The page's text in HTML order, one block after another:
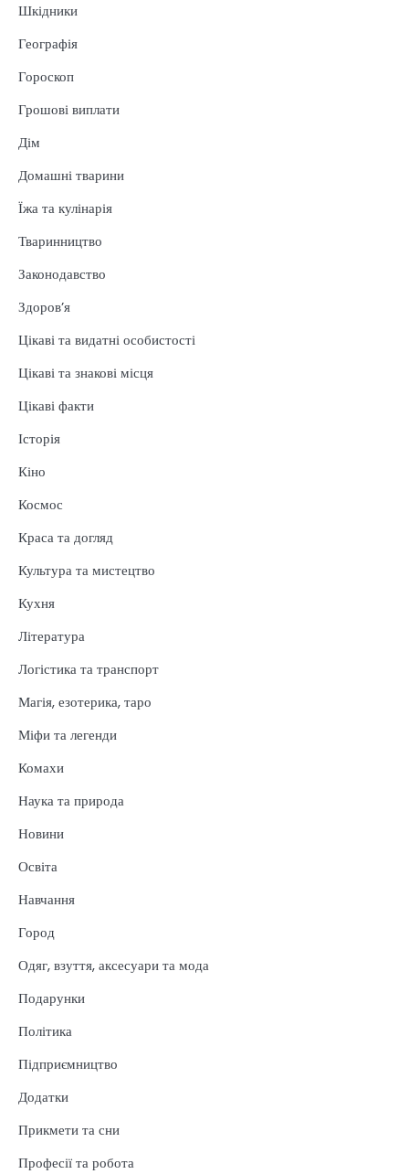
Шкідники
Географія
Гороскоп
Грошові виплати
Дім
Домашні тварини
Їжа та кулінарія
Тваринництво
Законодавство
Здоров’я
Цікаві та видатні особистості
Цікаві та знакові місця
Цікаві факти
Історія
Кіно
Космос
Краса та догляд
Культура та мистецтво
Кухня
Література
Логістика та транспорт
Магія, езотерика, таро
Міфи та легенди
Комахи
Наука та природа
Новини
Освіта
Навчання
Город
Одяг, взуття, аксесуари та мода
Подарунки
Політика
Підприємництво
Додатки
Прикмети та сни
Професії та робота